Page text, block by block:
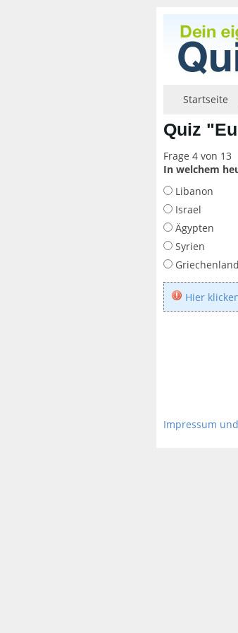
Startseite
Quiz
Frage 4 von 13
In welchem
Libanon
Israel
Ägypten
Syrien
Griechenland
Hier
Impressum